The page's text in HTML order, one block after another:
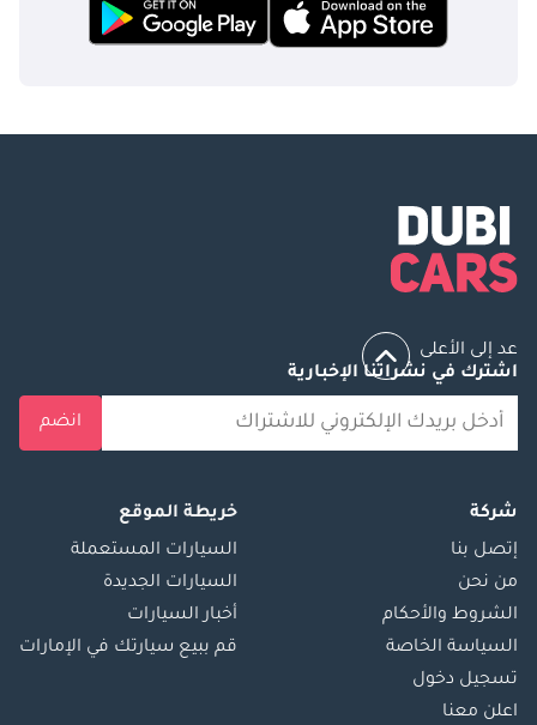
عد إلى الأعلى
اشترك في نشراتنا الإخبارية
انضم
شركة
إتصل بنا
من نحن
الشروط والأحكام
السياسة الخاصة
تسجيل دخول
اعلن معنا
خريطة الموقع
السيارات المستعملة
السيارات الجديدة
أخبار السيارات
قم ببيع سيارتك في الإمارات